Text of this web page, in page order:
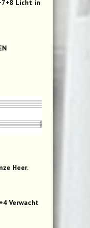
Licht in
Heer.
Verwacht